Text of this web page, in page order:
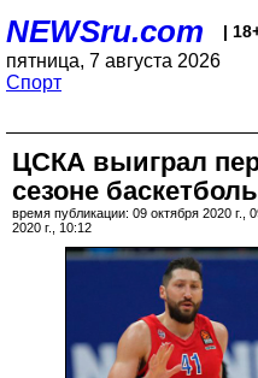
NEWSru.com |
пятница, 7 августа 2026
Спорт
ЦСКА выиграл
сезоне
время публикации: 09 октября 2020 г.,
2020 г., 10:12